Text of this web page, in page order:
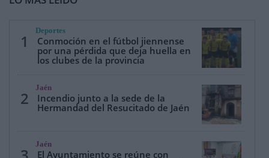
1
Deportes
Conmoción en el fútbol jiennense
por una pérdida que deja huella en
los clubes de la provincia
2
Jaén
Incendio junto a la sede de la
Hermandad del Resucitado de Jaén
Jaén
El Ayuntamiento se reúne con